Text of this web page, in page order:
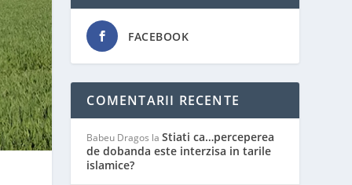
FACEBOOK
COMENTARII RECENTE
Babeu Dragos laStiati ca…perceperea
de dobanda este interzisa in tarile
islamice?